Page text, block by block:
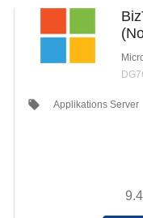
local_offer Applikations Server